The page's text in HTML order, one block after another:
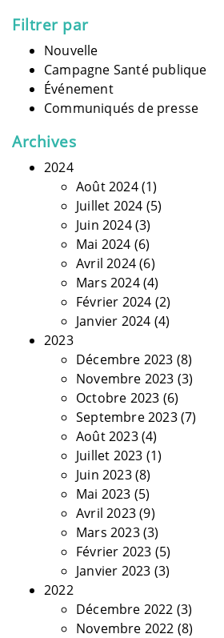
Filtrer par
Nouvelle
Campagne Santé publique
Événement
Communiqués de presse
Archives
2024
Août 2024(1)
Juillet 2024 (5)
Juin 2024(3)
Mai 2024 (6)
Avril 2024(6)
Mars 2024(4)
Février 2024 (2)
Janvier 2024 (4)
2023
Décembre 2023 (8)
Novembre 2023 (3)
Octobre 2023 (6)
Septembre 2023(7)
Août 2023(4)
Juillet 2023 (1)
Juin 2023(8)
Mai 2023 (5)
Avril 2023(9)
Mars 2023(3)
Février 2023 (5)
Janvier 2023 (3)
2022
Décembre 2022 (3)
Novembre 2022 (8)